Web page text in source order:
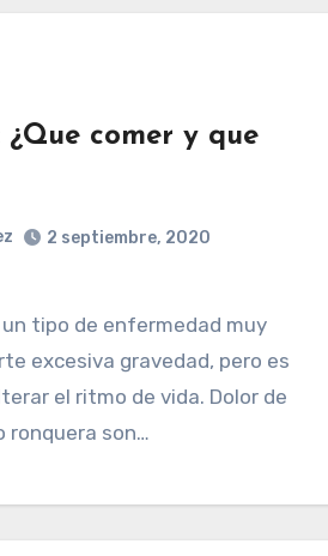
comer y que
2 septiembre, 2020
excesiva gravedad, pero es
el ritmo de vida. Dolor de
ronquera son…